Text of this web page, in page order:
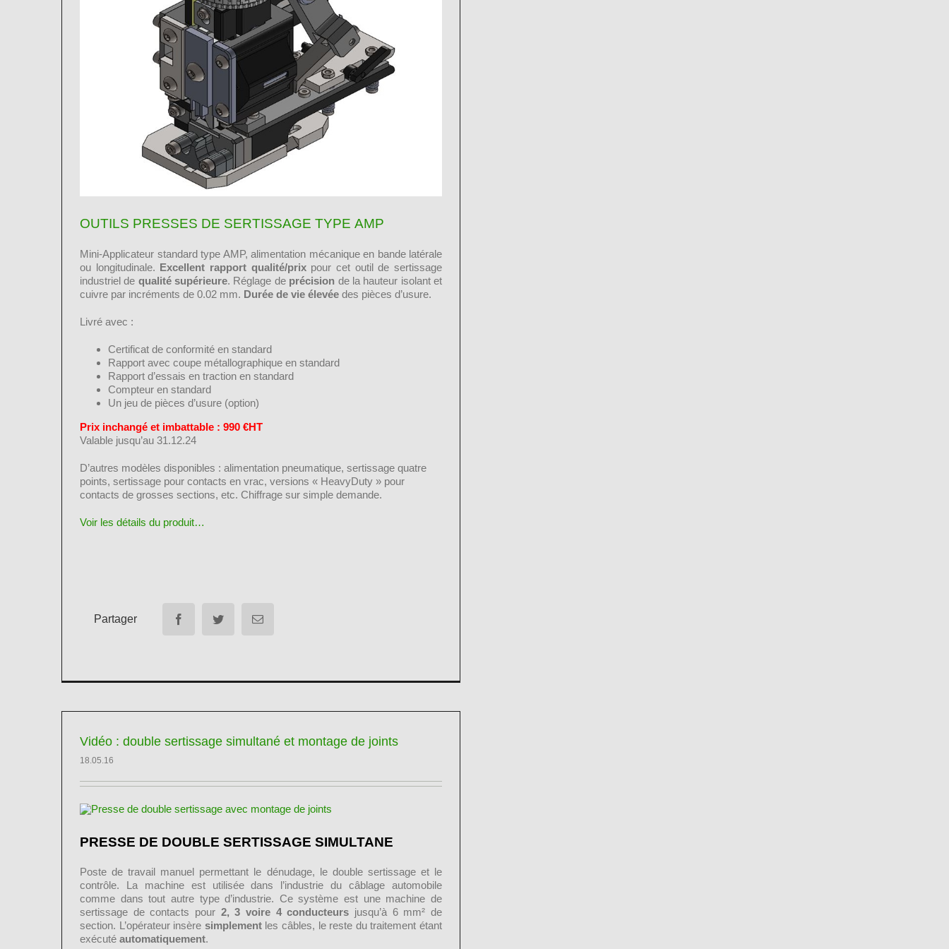
OUTILS PRESSES DE SERTISSAGE TYPE AMP
Mini-Applicateur standard type AMP, alimentation mécanique en bande latérale
ou longitudinale. Excellent rapport qualité/prixpour cet outil de sertissage
industriel de qualité supérieure. Réglage de précision de la hauteur isolant et
cuivre par incréments de 0.02 mm. Durée de vie élevée des pièces d’usure.
Livré avec :
Certificat de conformité en standard
Rapport avec coupe métallographique en standard
Rapport d’essais en traction en standard
Compteur en standard
Un jeu de pièces d’usure (option)
Prix inchangé et imbattable : 990 €HT
Valable jusqu’au 31.12.24
D’autres modèles disponibles : alimentation pneumatique, sertissage quatre
points, sertissage pour contacts en vrac, versions « HeavyDuty » pour
contacts de grosses sections, etc. Chiffrage sur simple demande.
Voir les détails du produit…
Partager
Vidéo : double sertissage simultané et montage de joints
18.05.16
PRESSE DE DOUBLE SERTISSAGE SIMULTANE
Poste de travail manuel permettant le dénudage, le double sertissage et le
contrôle. La machine est utilisée dans l’industrie du câblage automobile
comme dans tout autre type d’industrie. Ce système est une machine de
sertissage de contacts pour 2, 3 voire 4 conducteurs jusqu’à 6 mm² de
section. L’opérateur insère simplementles câbles, le reste du traitement étant
exécuté automatiquement.